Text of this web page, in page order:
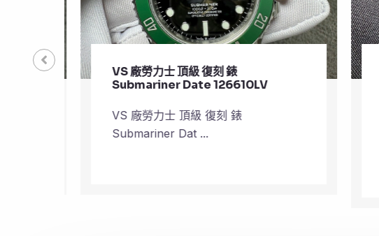
VS 廠勞力士 頂級 復刻 錶
Submariner Date 126610LV
VS 廠勞力士 頂級 復刻 錶
Submariner Dat ...